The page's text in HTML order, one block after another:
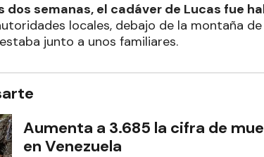
dos semanas, el cadáver de Lucas fue
locales, debajo de la montaña
junto a unos familiares.
Aumenta a 3.685 la cifra de
en Venezuela